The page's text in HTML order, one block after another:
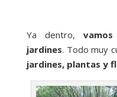
Ya dentro,
jardines. Todo muy
jardines, plantas y